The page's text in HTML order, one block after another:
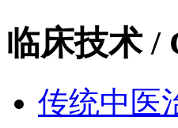
临床技术 /
传统中医